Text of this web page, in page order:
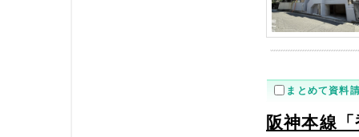
まとめて資料
阪神本線